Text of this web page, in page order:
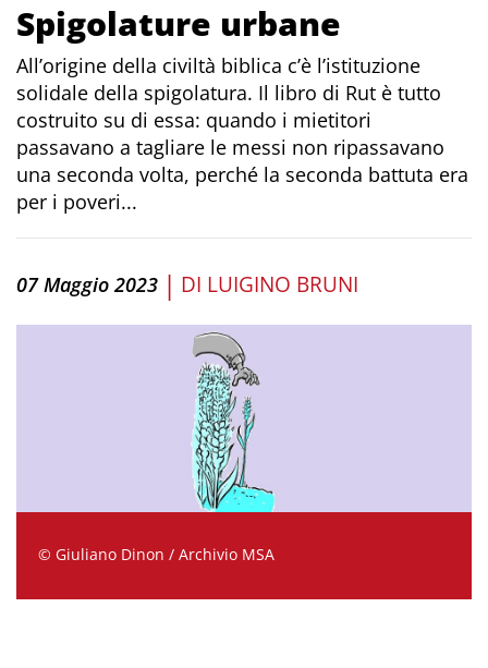
Spigolature urbane
All’origine della civiltà biblica c’è l’istituzione
solidale della spigolatura. Il libro di Rut è tutto
costruito su di essa: quando i mietitori
passavano a tagliare le messi non ripassavano
una seconda volta, perché la seconda battuta era
per i poveri...
07 Maggio 2023 | DI LUIGINO BRUNI
© Giuliano Dinon / Archivio MSA